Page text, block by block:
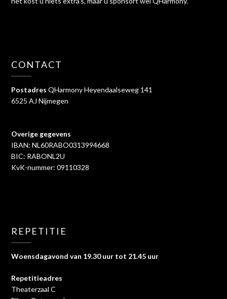
CONTACT
Postadres QHarmony Heyendaalseweg 141
6525 AJ Nijmegen
Overige gegevens
IBAN: NL60RABO0313994668
BIC: RABONL2U
KvK-nummer: 09110328
REPETITIE
Woensdagavond van 19.30 uur tot 21.45 uur
Repetitieadres
Theaterzaal C